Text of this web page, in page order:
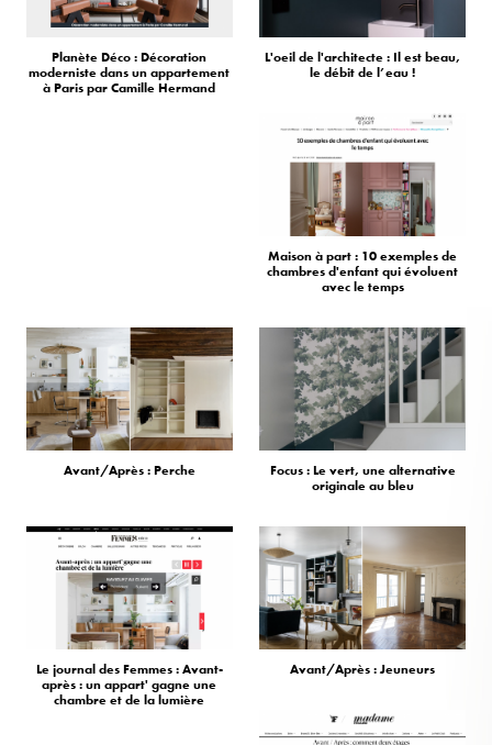
Planète Déco : Décoration
moderniste dans un appartement
à Paris par Camille Hermand
L'oeil de l'architecte : Il est beau,
le débit de l’eau !
Maison à part : 10 exemples de
chambres d'enfant qui évoluent
avec le temps
Avant/Après : Perche
Focus : Le vert, une alternative
originale au bleu
Le journal des Femmes : Avant-
après : un appart' gagne une
chambre et de la lumière
Avant/Après : Jeuneurs